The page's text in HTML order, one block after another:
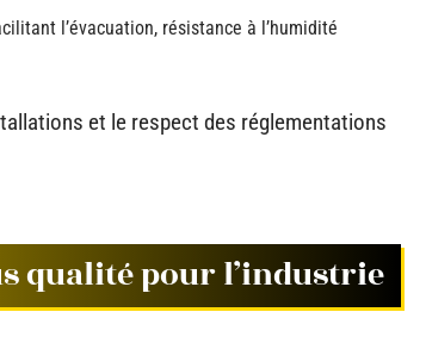
l’évacuation, résistance à l’humidité
et le respect des réglementations
qualité pour l’industrie